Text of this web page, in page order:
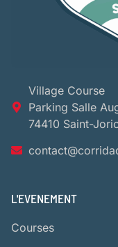
Village Course
Parking Salle
74410 Saint-
L'EVENEMENT
Courses